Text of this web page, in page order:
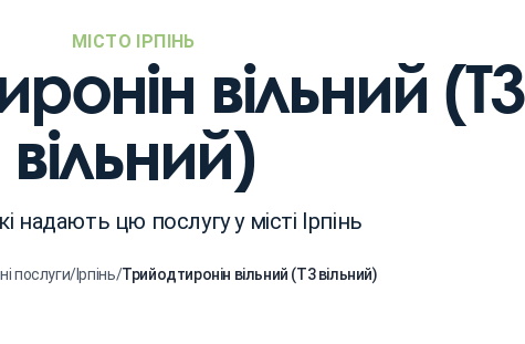
МІСТО ІРПІНЬ
вільний (T3
вільний)
надають цю послугу у місті Ірпінь
послуги/Ірпінь/Трийодтиронін вільний (T3 вільний)